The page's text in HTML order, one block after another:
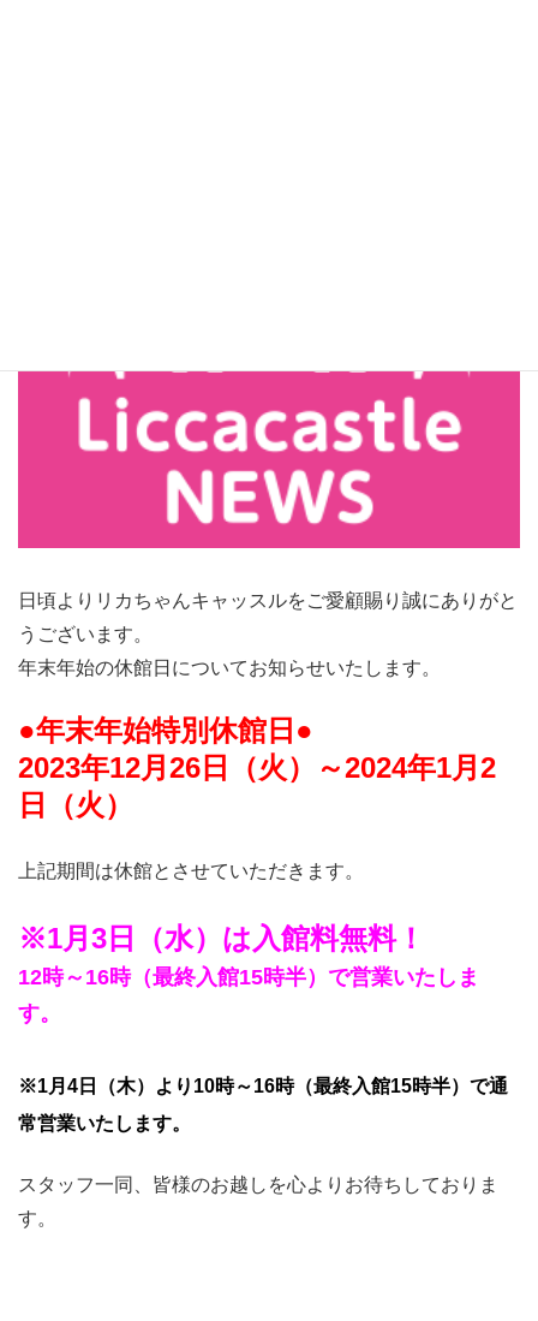
日頃よりリカちゃんキャッスルをご愛顧賜り誠にありがと
うございます。
年末年始の休館日についてお知らせいたします。
●年末年始特別休館日●
2023年12月26日（火）～2024年1月2
日（火）
上記期間は休館とさせていただきます。
※1月3日（水）は入館料無料！
12時～16時（最終入館15時半）で営業いたしま
す。
※1月4日（木）より10時～16時（最終入館15時半）で通
常営業いたします。
スタッフ一同、皆様のお越しを心よりお待ちしておりま
す。